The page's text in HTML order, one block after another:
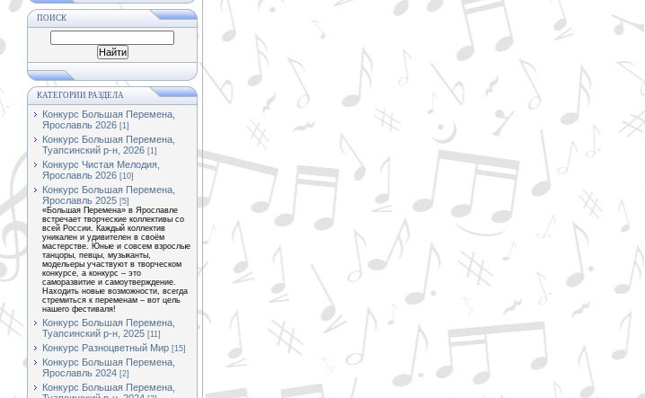
ПОИСК
КАТЕГОРИИ РАЗДЕЛА
Конкурс Большая Перемена,
Ярославль 2026 [1]
Конкурс Большая Перемена,
Туапсинский р-н, 2026 [1]
Конкурс Чистая Мелодия,
Ярославль 2026 [10]
Конкурс Большая Перемена,
Ярославль 2025 [5]
«Большая Перемена» в Ярославле
встречает творческие коллективы со
всей России. Каждый коллектив
уникален и удивителен в своём
мастерстве. Юные и совсем взрослые
танцоры, певцы, музыканты,
модельеры участвуют в творческом
конкурсе, а конкурс – это
саморазвитие и самоутверждение.
Находить новые возможности, всегда
стремиться к переменам – вот цель
нашего фестиваля!
Конкурс Большая Перемена,
Туапсинский р-н, 2025 [11]
Конкурс Разноцветный Мир [15]
Конкурс Большая Перемена,
Ярославль 2024 [2]
Конкурс Большая Перемена,